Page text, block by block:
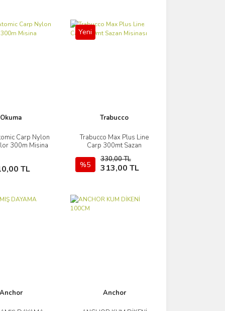
Okuma
Carp Nylon
300m Misina
TL
İncele
Ekle
Yeni
Trabucco
Trabucco Max Plus Line
Carp 300mt Sazan
%5
330,00 TL
313,00 TL
İncele
Sepete Ekle
Anchor Anchor